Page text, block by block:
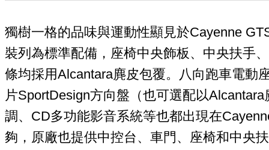
獨樹一格的品味與運動性顯見於Cayenne
裝列為標準配備，座椅中央飾板、中央扶手
條均採用Alcantara麂皮包覆。八向跑車電動
片SportDesign方向盤（也可選配以
調、CD多功能影音系統等也都出現在
夠，原廠也提供中控台、車門、座椅和中央